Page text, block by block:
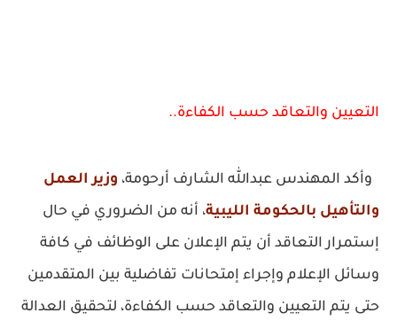
التعيين والتعاقد حسب الكفاءة..
وأكد المهندس عبدالله الشارف أرحومة، وزير العمل
والتأهيل بالحكومة الليبية، أنه من الضروري في حال
إستمرار التعاقد أن يتم الإعلان على الوظائف في كافة
وسائل الإعلام وإجراء إمتحانات تفاضلية بين المتقدمين
حتى يتم التعيين والتعاقد حسب الكفاءة، لتحقيق العدالة